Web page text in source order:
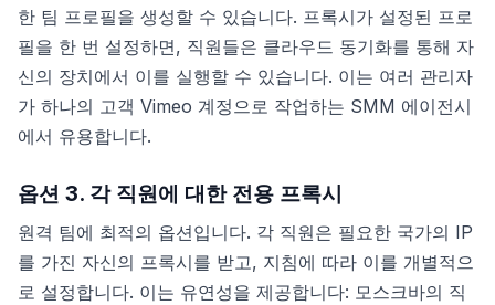
한 팀 프로필을 생성할 수 있습니다. 프록시가 설정된 프로
필을 한 번 설정하면, 직원들은 클라우드 동기화를 통해 자
신의 장치에서 이를 실행할 수 있습니다. 이는 여러 관리자
가 하나의 고객 Vimeo 계정으로 작업하는 SMM 에이전시
에서 유용합니다.
옵션 3. 각 직원에 대한 전용 프록시
원격 팀에 최적의 옵션입니다. 각 직원은 필요한 국가의 IP
를 가진 자신의 프록시를 받고, 지침에 따라 이를 개별적으
로 설정합니다. 이는 유연성을 제공합니다: 모스크바의 직